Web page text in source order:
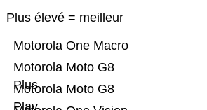
Plus élevé = meilleur
Motorola Moto G8
Play
Motorola Moto G8
Plus
Motorola One Macro